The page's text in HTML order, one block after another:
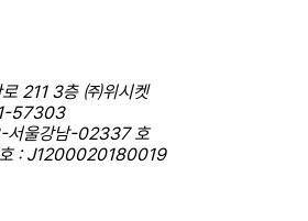
211 3층 ㈜위시켓
57303
서울강남-02337 호
호 : J1200020180019